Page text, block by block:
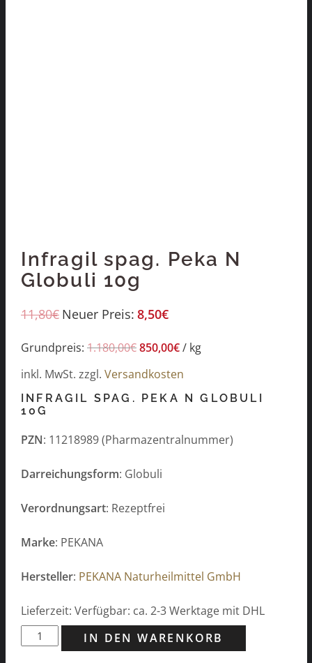
Infragil spag. Peka N
Globuli 10g
11,80€ Neuer Preis: 8,50€
Grundpreis: 1.180,00€850,00€/ kg
inkl. MwSt. zzgl. Versandkosten
INFRAGIL SPAG. PEKA N GLOBULI
10G
PZN: 11218989 (Pharmazentralnummer)
Darreichungsform: Globuli
Verordnungsart: Rezeptfrei
Marke: PEKANA
Hersteller: PEKANA Naturheilmittel GmbH
Lieferzeit: Verfügbar: ca. 2-3 Werktage mit DHL
Infragil
spag.
IN DEN WARENKORB